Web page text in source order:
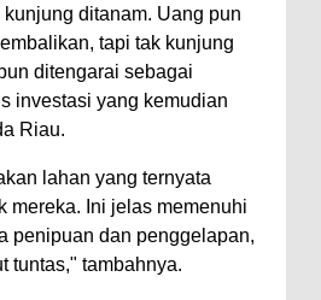
ditanam. Uang pun
tapi tak kunjung
ditengarai sebagai
investasi yang kemudian
Riau.
lahan yang ternyata
mereka. Ini jelas memenuhi
penipuan dan penggelapan,
tuntas," tambahnya.